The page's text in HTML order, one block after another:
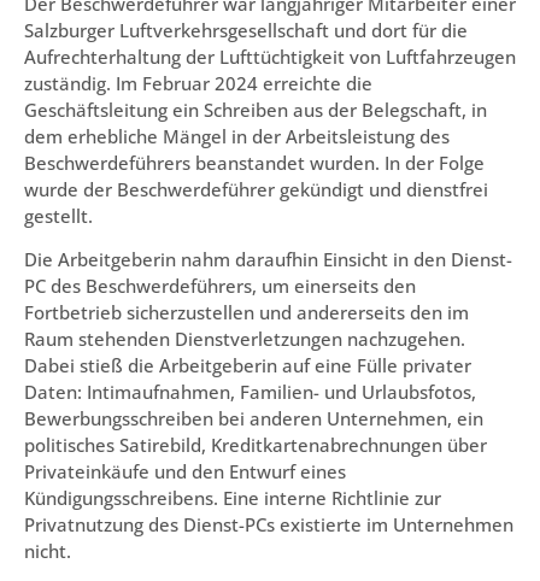
Salzburger Luftverkehrsgesellschaft und dort für die
Aufrechterhaltung der Lufttüchtigkeit von Luftfahrzeugen
zuständig. Im Februar 2024 erreichte die
Geschäftsleitung ein Schreiben aus der Belegschaft, in
dem erhebliche Mängel in der Arbeitsleistung des
Beschwerdeführers beanstandet wurden. In der Folge
wurde der Beschwerdeführer gekündigt und dienstfrei
gestellt.
Die Arbeitgeberin nahm daraufhin Einsicht in den Dienst-
PC des Beschwerdeführers, um einerseits den
Fortbetrieb sicherzustellen und andererseits den im
Raum stehenden Dienstverletzungen nachzugehen.
Dabei stieß die Arbeitgeberin auf eine Fülle privater
Daten: Intimaufnahmen, Familien- und Urlaubsfotos,
Bewerbungsschreiben bei anderen Unternehmen, ein
politisches Satirebild, Kreditkartenabrechnungen über
Privateinkäufe und den Entwurf eines
Kündigungsschreibens. Eine interne Richtlinie zur
Privatnutzung des Dienst-PCs existierte im Unternehmen
nicht.